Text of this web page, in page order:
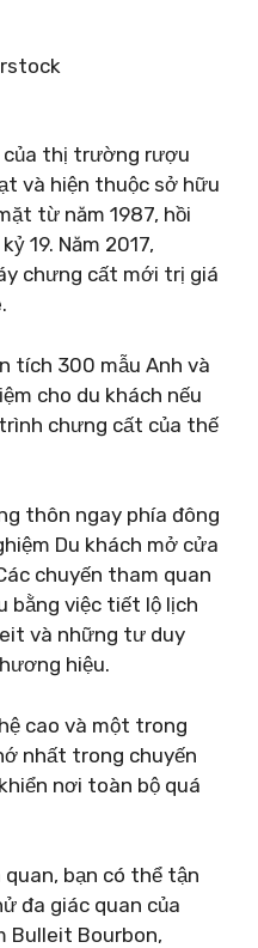
của thị trường rượu
và hiện thuộc sở hữu
từ năm 1987, hồi
19. Năm 2017,
chưng cất mới trị giá
tích 300 mẫu Anh và
cho du khách nếu
chưng cất của thế
thôn ngay phía đông
Du khách mở cửa
chuyến tham quan
bằng việc tiết lộ lịch
và những tư duy
hiệu.
cao và một trong
nhất trong chuyến
nơi toàn bộ quá
bạn có thể tận
đa giác quan của
Bulleit Bourbon,